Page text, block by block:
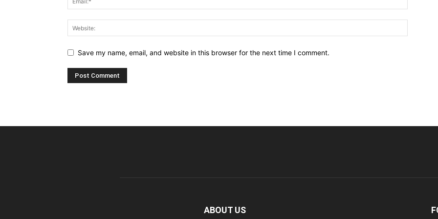
Save my name, email, and website in this browser for the next time I comment.
ABOUT US